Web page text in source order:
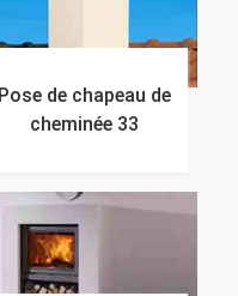
Pose de chapeau de
cheminée 33